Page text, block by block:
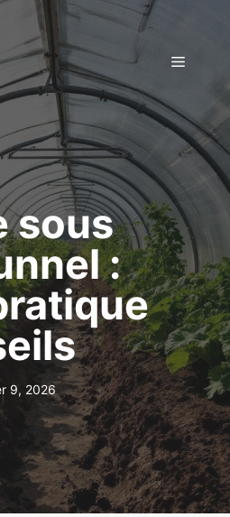
Menu
sous
:
9, 2026